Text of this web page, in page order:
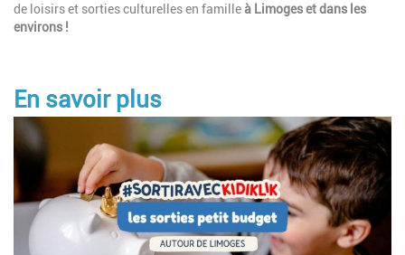
de loisirs et sorties culturelles en familleà Limoges et dans les
environs !
En savoir plus